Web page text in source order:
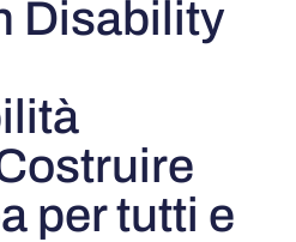
Disability
per tutti e